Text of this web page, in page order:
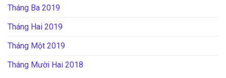
Tháng Ba 2019
Tháng Hai 2019
Tháng Một 2019
Tháng Mười Hai 2018